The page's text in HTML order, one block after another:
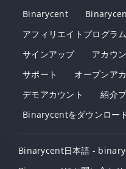
Binarycent
アフィリエイトプログラム
サインアップ
アカウ
サポート
オープンア
デモアカウント
紹介
Binarycentをダウンロー
Binarycent日本語 -